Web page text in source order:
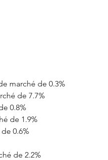
marché de 0.3%
de 7.7%
0.8%
de 1.9%
0.6%
de 2.2%